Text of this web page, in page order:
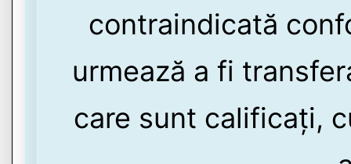
contraindicată
urmează a fi
care sunt calificați,